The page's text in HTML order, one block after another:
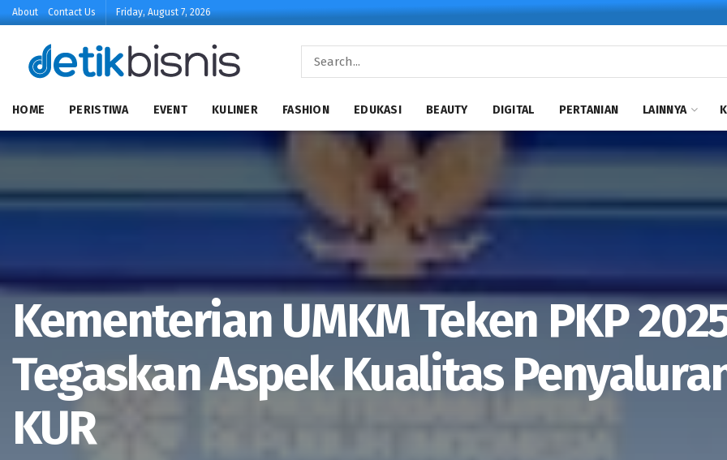
About Contact Us Friday, August 7, 2026
HOME PERISTIWA EVENT KULINER FASHION EDUKASI BEAUTY DIGITAL PERTANIAN LAINNYA
Kementerian UMKM Teken PKP
Tegaskan Aspek Kualitas
KUR